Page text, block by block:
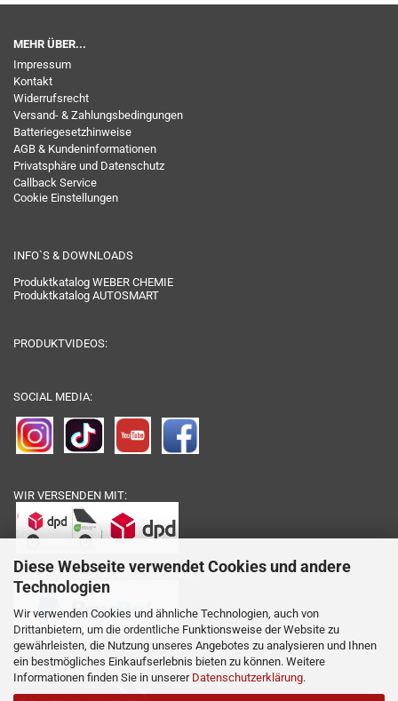
Diese Webseite verwendet Cookies und andere
Technologien
Wir verwenden Cookies und ähnliche Technologien, auch von
Drittanbietern, um die ordentliche Funktionsweise der Website zu
gewährleisten, die Nutzung unseres Angebotes zu analysieren und Ihnen
ein bestmögliches Einkaufserlebnis bieten zu können. Weitere
Informationen finden Sie in unserer Datenschutzerklärung.
MEHR ÜBER...
Impressum
Kontakt
Widerrufsrecht
Versand- & Zahlungsbedingungen
Batteriegesetzhinweise
AGB & Kundeninformationen
Privatsphäre und Datenschutz
Callback Service
Cookie Einstellungen
INFO`S & DOWNLOADS
Produktkatalog WEBER CHEMIE
Produktkatalog AUTOSMART
PRODUKTVIDEOS:
SOCIAL MEDIA:
WIR VERSENDEN MIT:
SCHNELL & SICHER BEZAHLEN MIT:
WIR SIND DABEI: